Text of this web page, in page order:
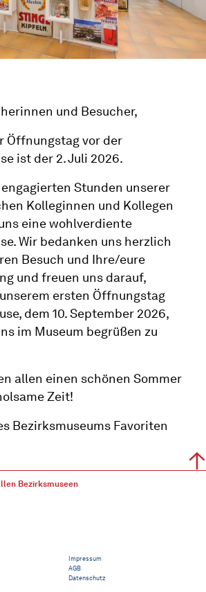
und Besucher,
Öffnungstag vor der
ist der 2. Juli 2026.
Stunden unserer
Kolleginnen und Kollegen
eine wohlverdiente
Wir bedanken uns herzlich
Besuch und Ihre/eure
und freuen uns darauf,
ersten Öffnungstag
dem 10. September 2026,
im Museum begrüßen zu
allen einen schönen Sommer
Zeit!
Bezirksmuseums Favoriten
Bezirksmuseen
Impressum
AGB
Datenschutz